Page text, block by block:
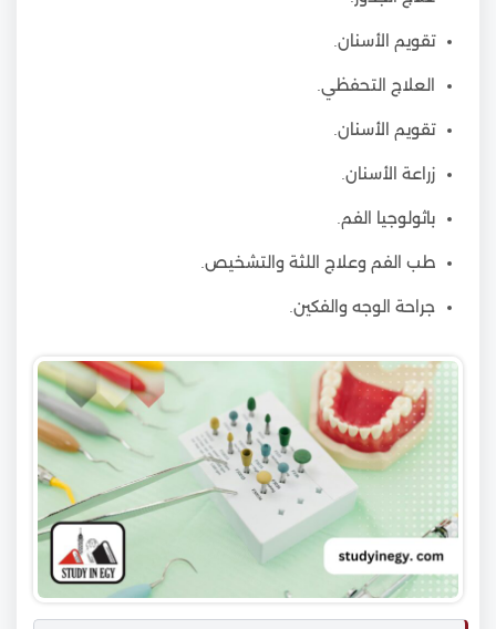
تقويم الأسنان.
العلاج التحفظي.
تقويم الأسنان.
زراعة الأسنان.
باثولوجيا الفم.
طب الفم وعلاج اللثة والتشخيص.
جراحة الوجه والفكين.